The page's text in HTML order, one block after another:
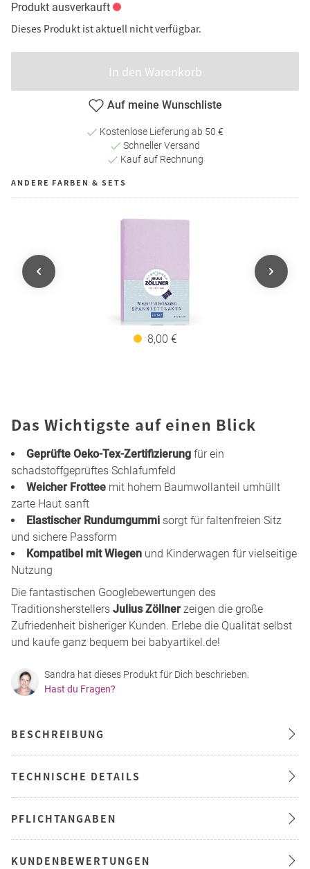
Produkt ausverkauft
Dieses Produkt ist aktuell nicht verfügbar.
In den Warenkorb
Auf meine Wunschliste
Kostenlose Lieferung ab 50 €
Schneller Versand
Kauf auf Rechnung
ANDERE FARBEN & SETS
8,00 €
Das Wichtigste auf einen Blick
Geprüfte Oeko-Tex-Zertifizierung für ein
schadstoffgeprüftes Schlafumfeld
Weicher Frottee mit hohem Baumwollanteil umhüllt
zarte Haut sanft
Elastischer Rundumgummi sorgt für faltenfreien Sitz
und sichere Passform
Kompatibel mit Wiegen und Kinderwagen für vielseitige
Nutzung
Die fantastischen Googlebewertungen des
Traditionsherstellers Julius Zöllner zeigen die große
Zufriedenheit bisheriger Kunden. Erlebe die Qualität selbst
und kaufe ganz bequem bei babyartikel.de!
Sandra hat dieses Produkt für Dich beschrieben.
Hast du Fragen?
BESCHREIBUNG
TECHNISCHE DETAILS
PFLICHTANGABEN
KUNDENBEWERTUNGEN